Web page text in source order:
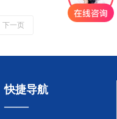
下一页
快捷导航
——